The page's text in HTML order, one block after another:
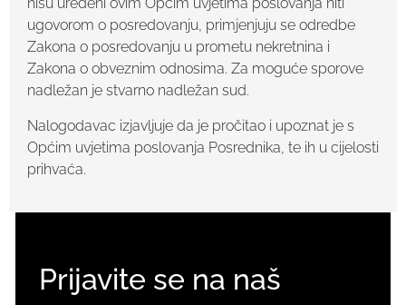
nisu uređeni ovim Općim uvjetima poslovanja niti
ugovorom o posredovanju, primjenjuju se odredbe
Zakona o posredovanju u prometu nekretnina i
Zakona o obveznim odnosima. Za moguće sporove
nadležan je stvarno nadležan sud.
Nalogodavac izjavljuje da je pročitao i upoznat je s
Općim uvjetima poslovanja Posrednika, te ih u cijelosti
prihvaća.
Prijavite se na naš